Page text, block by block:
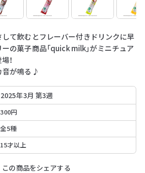
て飲むとフレーバー付きドリンクに早
の菓子商品「quick milk」がミニチュア
！
音が鳴る♪
2025年3月 第3週
300円
全5種
15才以上
この商品をシェアする